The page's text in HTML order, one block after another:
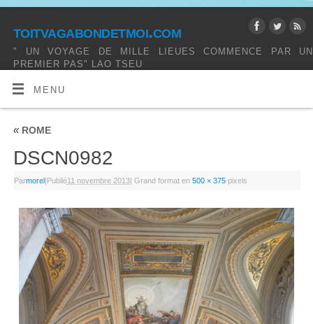
toitvagabondetmoi.com
" UN VOYAGE DE MILLE LIEUES COMMENCE PAR UN
PREMIER PAS" LAO TSEU
MENU
«ROME
DSCN0982
Parmorel|Publié11 novembre 2013| Grand format en 500 × 375pixels